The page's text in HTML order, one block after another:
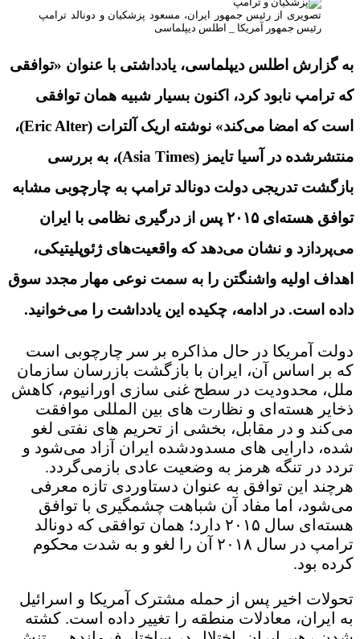
تصویری از رئیس جمهور ایران، مسعود پزشکیان و دونالد ترامپ
رئیس جمهور آمریکا _ اطلس دیپلماسی
به گزارش اطلس دیپلماسی، یادداشتی با عنوان «توافقی
که ترامپ نابود کرد، اکنون بسیار شبیه همان توافقی
است که امضا می‌کند» نوشته اریک آلترات (Eric Alter)،
منتشرشده در آسیا تایمز (Asia Times)، به بررسی
بازگشت تدریجی دولت دونالد ترامپ به چارچوبی مشابه
توافق هسته‌ای ۲۰۱۵ پس از درگیری نظامی با ایران
می‌پردازد و نشان می‌دهد که واقعیت‌های ژئوپلیتیکی،
اهداف اولیه واشنگتن را به سمت نوعی مهار مجدد سوق
داده است. در ادامه، چکیده این یادداشت را می‌خوانید.
دولت آمریکا در حال مذاکره بر سر چارچوبی است
که بر اساس آن، ایران با بازگشت بازرسان سازمان
ملل، محدودیت در سطح غنی سازی اورانیوم، کاهش
ذخایر هسته‌ای و نظارت های بین المللی موافقت
می‌کند و در مقابل، بخشی از تحریم های نفتی لغو
شده، دارایی های مسدودشده ایران آزاد می‌شود و
تردد در تنگه هرمز به وضعیت عادی بازمی‌گردد.
هرچند این توافق به عنوان دستاوردی تازه معرفی
می‌شود، اما مفاد آن شباهت چشمگیری با توافق
هسته‌ای سال ۲۰۱۵ دارد؛ همان توافقی که دونالد
ترامپ در سال ۲۰۱۸ آن را لغو و به شدت محکوم
کرده بود.
تحولات اخیر پس از حمله مشترک آمریکا و اسرائیل
به ایران، معادلات منطقه را تغییر داده است. کشته